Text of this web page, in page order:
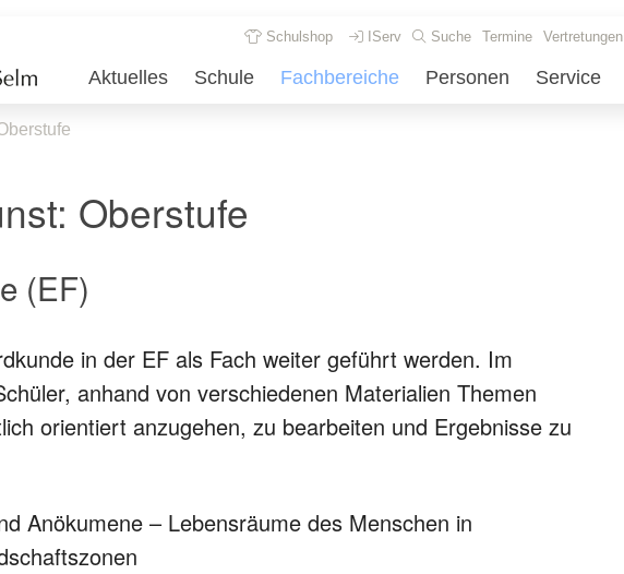
Schulshop IServ Suche Termine Vertretungen
Aktuelles Schule Fachbereiche Personen Service
Oberstufe
(EF)
in der EF als Fach weiter geführt werden. Im
anhand von verschiedenen Materialien Themen
orientiert anzugehen, zu bearbeiten und Ergebnisse zu
Anökumene – Lebensräume des Menschen in